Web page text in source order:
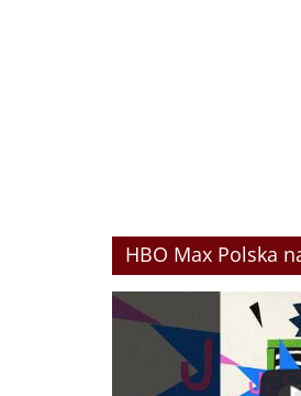
HBO Max Polska